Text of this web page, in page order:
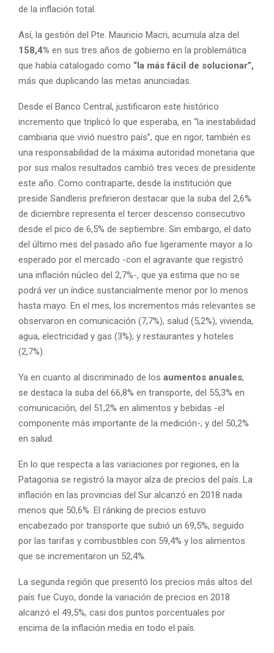
de la inflación total.
Así, la gestión del Pte. Mauricio Macri, acumula alza del
158,4% en sus tres años de gobierno en la problemática
que había catalogado como “la más fácil de solucionar”,
más que duplicando las metas anunciadas.
Desde el Banco Central, justificaron este histórico
incremento que triplicó lo que esperaba, en “la inestabilidad
cambiaria que vivió nuestro país”, que en rigor, también es
una responsabilidad de la máxima autoridad monetaria que
por sus malos resultados cambió tres veces de presidente
este año. Como contraparte, desde la institución que
preside Sandleris prefirieron destacar que la suba del 2,6%
de diciembre representa el tercer descenso consecutivo
desde el pico de 6,5% de septiembre. Sin embargo, el dato
del último mes del pasado año fue ligeramente mayor a lo
esperado por el mercado -con el agravante que registró
una inflación núcleo del 2,7%-, que ya estima que no se
podrá ver un índice sustancialmente menor por lo menos
hasta mayo. En el mes, los incrementos más relevantes se
observaron en comunicación (7,7%), salud (5,2%), vivienda,
agua, electricidad y gas (3%); y restaurantes y hoteles
(2,7%).
Ya en cuanto al discriminado de los aumentos anuales,
se destaca la suba del 66,8% en transporte, del 55,3% en
comunicación, del 51,2% en alimentos y bebidas -el
componente más importante de la medición-; y del 50,2%
en salud.
En lo que respecta a las variaciones por regiones, en la
Patagonia se registró la mayor alza de precios del país. La
inflación en las provincias del Sur alcanzó en 2018 nada
menos que 50,6%. El ránking de precios estuvo
encabezado por transporte que subió un 69,5%, seguido
por las tarifas y combustibles con 59,4% y los alimentos
que se incrementaron un 52,4%.
La segunda región que presentó los precios más altos del
país fue Cuyo, donde la variación de precios en 2018
alcanzó el 49,5%, casi dos puntos porcentuales por
encima de la inflación media en todo el país.